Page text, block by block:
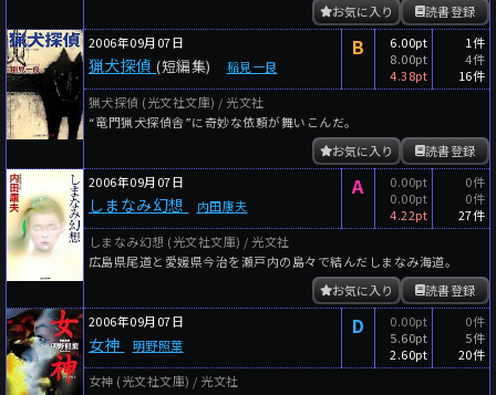
読書登録
お気に入り
2006年09月07日
猟犬探偵 (短編集) 稲見一良
B
6.00pt
8.00pt
4.38pt
1件
4件
16件
猟犬探偵 (光文社文庫) / 光文社
“竜門猟犬探偵舎”に奇妙な依頼が舞いこんだ。
読書登録
お気に入り
2006年09月07日
しまなみ幻想 内田康夫
A
0.00pt
0.00pt
4.22pt
0件
0件
27件
しまなみ幻想 (光文社文庫) / 光文社
広島県尾道と愛媛県今治を瀬戸内の島々で結んだしまなみ海道。
読書登録
お気に入り
2006年09月07日
女神 明野照葉
D
0.00pt
5.60pt
2.60pt
0件
5件
20件
女神 (光文社文庫) / 光文社